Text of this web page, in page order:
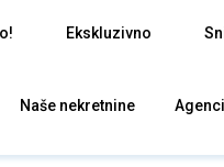
Ekskluzivno
Naše nekretnine